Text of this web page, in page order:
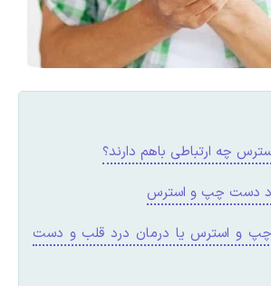
چه ارتباطی باهم دارند؟
دست چپ و استرس
و استرس یا درمان درد قلب و دست